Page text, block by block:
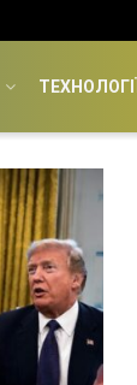
ТЕХНОЛОГІЇ